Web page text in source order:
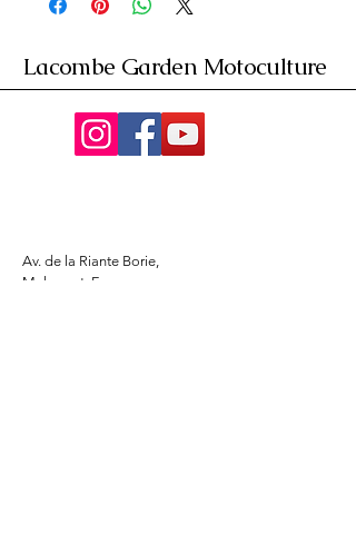
Lacombe Garden Motoculture
Av. de la Riante Borie,
Malemort, France